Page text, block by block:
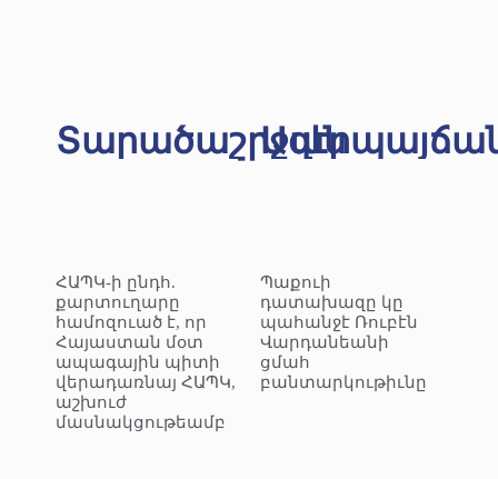
Տարածաշրջան
ՀԱՊԿ-ի ընդհ.
քարտուղարը
համոզուած է, որ
Հայաստան մօտ
ապագային պիտի
վերադառնայ ՀԱՊԿ,
աշխուժ
մասնակցութեամբ
Պաքուի
դատախազը կը
պահանջէ Ռուբէն
Վարդանեանի
ցմահ
բանտարկութիւնը